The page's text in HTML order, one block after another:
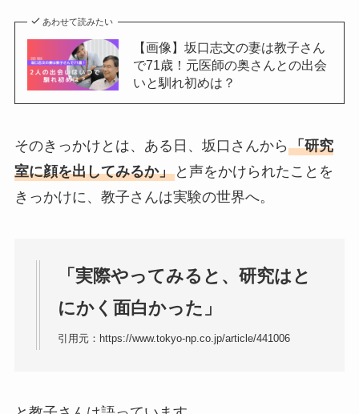
あわせて読みたい
【画像】坂口志文の妻は教子さん
で71歳！元医師の奥さんとの出会
いと馴れ初めは？
そのきっかけとは、ある日、坂口さんから 「研究
室に顔を出してみるか」と声をかけられたことを
きっかけに、教子さんは実験の世界へ。
「実際やってみると、研究はと
にかく面白かった」
引用元：https://www.tokyo-np.co.jp/article/441006